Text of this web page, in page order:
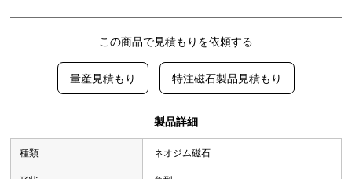
この商品で見積もりを依頼する
量産見積もり 特注磁石製品見積もり
製品詳細
種類 ネオジム磁石